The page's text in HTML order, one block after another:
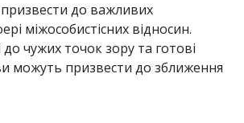
до важливих
міжособистісних відносин.
до чужих точок зору та готові
можуть призвести до зближення